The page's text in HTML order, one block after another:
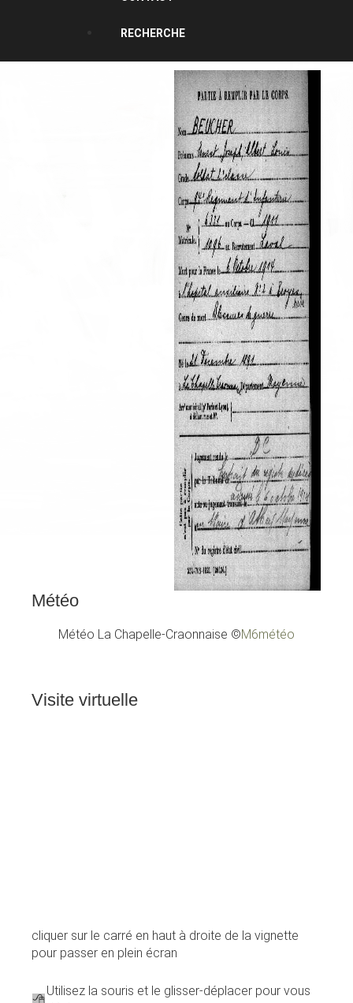
RECHERCHE
Météo
Météo La Chapelle-Craonnaise ©M6météo
Visite virtuelle
cliquer sur le carré en haut à droite de la vignette
pour passer en plein écran
Utilisez la souris et le glisser-déplacer pour vous